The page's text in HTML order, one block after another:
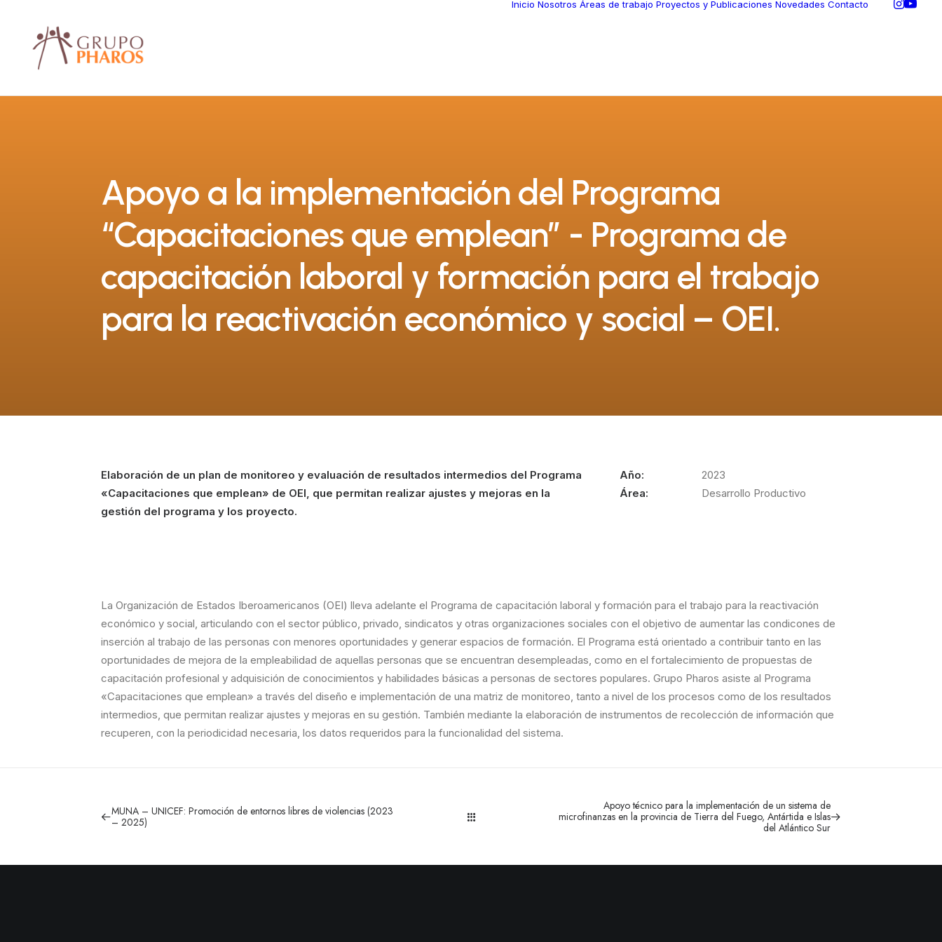
Inicio Nosotros Áreas de trabajo Proyectos y Publicaciones Novedades Contacto
Apoyo a la implementación del Programa
“Capacitaciones que emplean” - Programa de
capacitación laboral y formación para el trabajo
para la reactivación económico y social – OEI.
Elaboración de un plan de monitoreo y evaluación de resultados intermedios del Programa
«Capacitaciones que emplean» de OEI, que permitan realizar ajustes y mejoras en la
gestión del programa y los proyecto.
Año:
2023
Área:
Desarrollo Productivo
La Organización de Estados Iberoamericanos (OEI) lleva adelante el Programa de capacitación laboral y formación para el trabajo para la reactivación
económico y social, articulando con el sector público, privado, sindicatos y otras organizaciones sociales con el objetivo de aumentar las condicones de
inserción al trabajo de las personas con menores oportunidades y generar espacios de formación. El Programa está orientado a contribuir tanto en las
oportunidades de mejora de la empleabilidad de aquellas personas que se encuentran desempleadas, como en el fortalecimiento de propuestas de
capacitación profesional y adquisición de conocimientos y habilidades básicas a personas de sectores populares. Grupo Pharos asiste al Programa
«Capacitaciones que emplean» a través del diseño e implementación de una matriz de monitoreo, tanto a nivel de los procesos como de los resultados
intermedios, que permitan realizar ajustes y mejoras en su gestión. También mediante la elaboración de instrumentos de recolección de información que
recuperen, con la periodicidad necesaria, los datos requeridos para la funcionalidad del sistema.
MUNA – UNICEF: Promoción de entornos libres de violencias (2023
– 2025)
Apoyo técnico para la implementación de un sistema de
microfinanzas en la provincia de Tierra del Fuego, Antártida e Islas
del Atlántico Sur